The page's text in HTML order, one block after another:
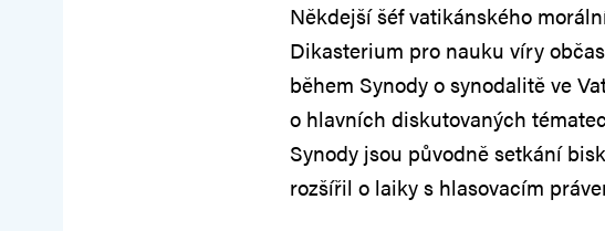
Někdejší šéf vatikánského
Dikasterium pro nauku víry
během Synody o synodalitě ve
o hlavních diskutovaných
Synody jsou původně setkání
rozšířil o laiky s hlasovacím